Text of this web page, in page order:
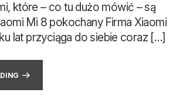
które – co tu dużo mówić – są
Mi 8 pokochany Firma Xiaomi
lat przyciąga do siebie coraz […]